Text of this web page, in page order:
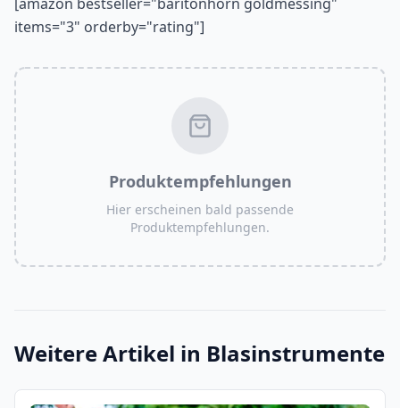
items="3" orderby="rating"]
Produktempfehlungen
Hier erscheinen bald passende
Produktempfehlungen.
Weitere Artikel in Blasinstrumente